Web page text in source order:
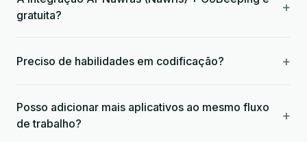
gratuita?
+
Preciso de habilidades em codificação? +
Posso adicionar mais aplicativos ao mesmo fluxo
de trabalho?
+